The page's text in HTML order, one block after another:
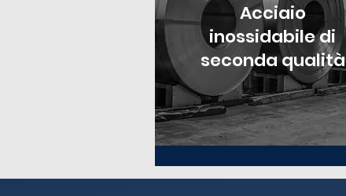
Acciaio
inossidabile di
seconda qualità